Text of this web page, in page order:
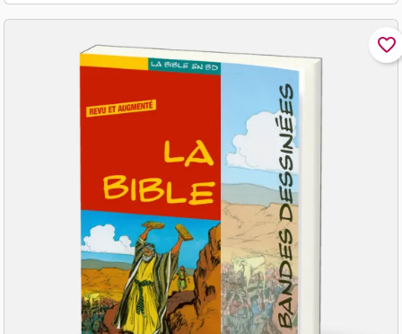
favorite_border